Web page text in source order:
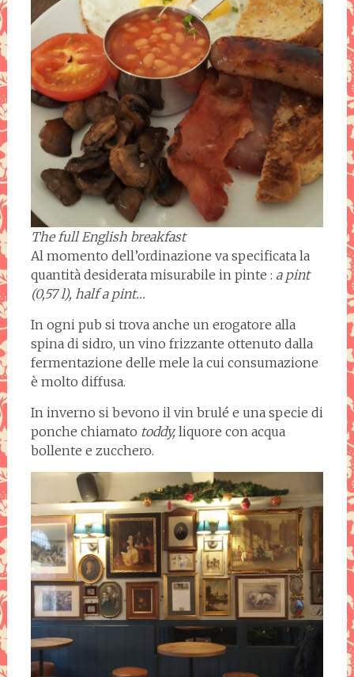
The full English breakfast
Al momento dell’ordinazione va specificata la
quantità desiderata misurabile in pinte : a pint
(0,57 l), half a pint…
In ogni pub si trova anche un erogatore alla
spina di sidro, un vino frizzante ottenuto dalla
fermentazione delle mele la cui consumazione
è molto diffusa.
In inverno si bevono il vin brulé e una specie di
ponche chiamato toddy,liquore con acqua
bollente e zucchero.